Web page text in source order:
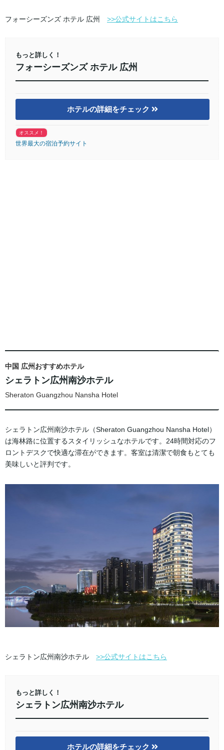
フォーシーズンズ ホテル 広州 >>公式サイトはこちら
もっと詳しく！
フォーシーズンズ ホテル 広州
ホテルの詳細をチェック
オススメ！
世界最大の宿泊予約サイト
中国 広州おすすめホテル
シェラトン広州南沙ホテル
Sheraton Guangzhou Nansha Hotel
シェラトン広州南沙ホテル（Sheraton Guangzhou Nansha Hotel）
は海林路に位置するスタイリッシュなホテルです。24時間対応のフ
ロントデスクで快適な滞在ができます。客室は清潔で朝食もとても
美味しいと評判です。
シェラトン広州南沙ホテル >>公式サイトはこちら
もっと詳しく！
シェラトン広州南沙ホテル
ホテルの詳細をチェック